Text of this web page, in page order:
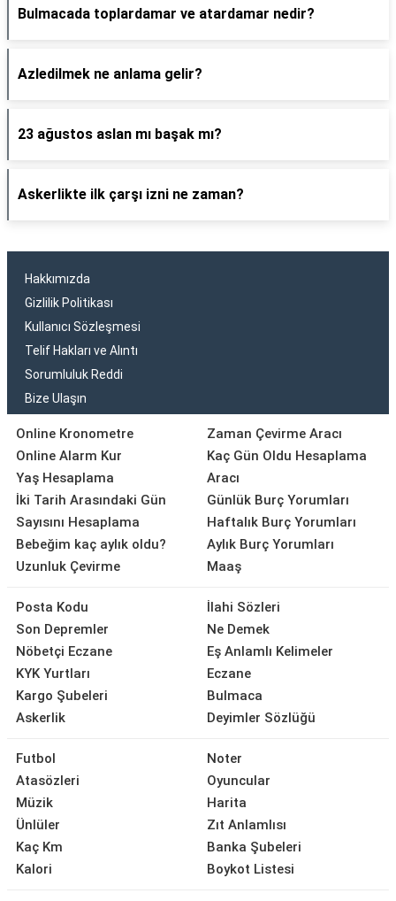
Bulmacada toplardamar ve atardamar nedir?
Azledilmek ne anlama gelir?
23 ağustos aslan mı başak mı?
Askerlikte ilk çarşı izni ne zaman?
Hakkımızda
Gizlilik Politikası
Kullanıcı Sözleşmesi
Telif Hakları ve Alıntı
Sorumluluk Reddi
Bize Ulaşın
Online Kronometre
Online Alarm Kur
Yaş Hesaplama
İki Tarih Arasındaki Gün
Sayısını Hesaplama
Bebeğim kaç aylık oldu?
Uzunluk Çevirme
Zaman Çevirme Aracı
Kaç Gün Oldu Hesaplama
Aracı
Günlük Burç Yorumları
Haftalık Burç Yorumları
Aylık Burç Yorumları
Maaş
Posta Kodu
Son Depremler
Nöbetçi Eczane
KYK Yurtları
Kargo Şubeleri
Askerlik
İlahi Sözleri
Ne Demek
Eş Anlamlı Kelimeler
Eczane
Bulmaca
Deyimler Sözlüğü
Futbol
Atasözleri
Müzik
Ünlüler
Kaç Km
Kalori
Noter
Oyuncular
Harita
Zıt Anlamlısı
Banka Şubeleri
Boykot Listesi